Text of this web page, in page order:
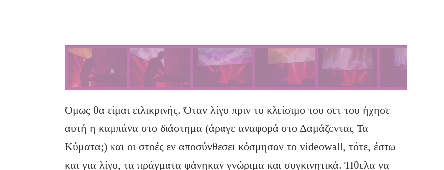
Όμως θα είμαι ειλικρινής. Όταν λίγο πριν το κλείσιμο του σετ του ήχησε
αυτή η καμπάνα στο διάστημα (άραγε αναφορά στο Δαμάζοντας Τα
Κύματα;) και οι στοές εν αποσύνθεσει κόσμησαν το videowall, τότε, έστω
και για λίγο, τα πράγματα φάνηκαν γνώριμα και συγκινητικά. Ήθελα να